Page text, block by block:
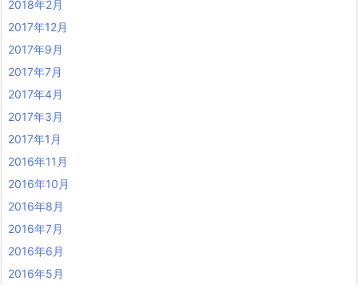
2018年2月
2017年12月
2017年9月
2017年7月
2017年4月
2017年3月
2017年1月
2016年11月
2016年10月
2016年8月
2016年7月
2016年6月
2016年5月